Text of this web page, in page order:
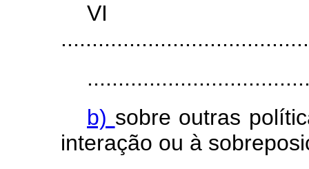
b) sobre outras
interação ou à